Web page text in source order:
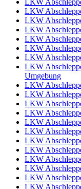
LKW
LKW
LKW
LKW
LKW
LKW
LKW
Umgebung
LKW
LKW
LKW
LKW
LKW
LKW
LKW
LKW
LKW
LKW
LKW
LKW